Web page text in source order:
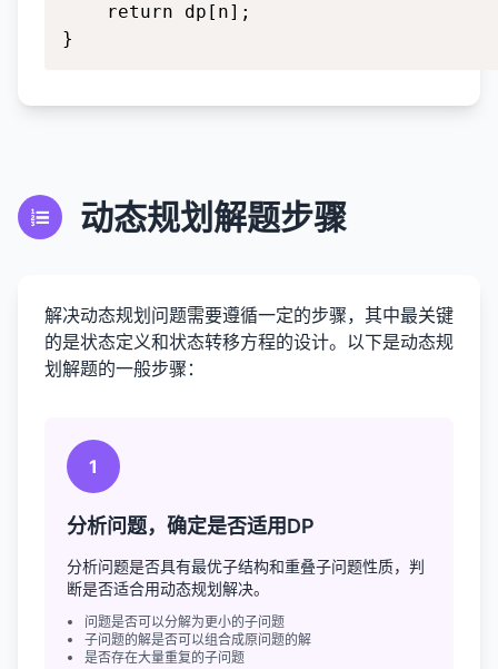
    return dp[n];
}
动态规划解题步骤
解决动态规划问题需要遵循一定的步骤，其中最关键
的是状态定义和状态转移方程的设计。以下是动态规
划解题的一般步骤：
1
分析问题，确定是否适用DP
分析问题是否具有最优子结构和重叠子问题性质，判
断是否适合用动态规划解决。
问题是否可以分解为更小的子问题
子问题的解是否可以组合成原问题的解
是否存在大量重复的子问题